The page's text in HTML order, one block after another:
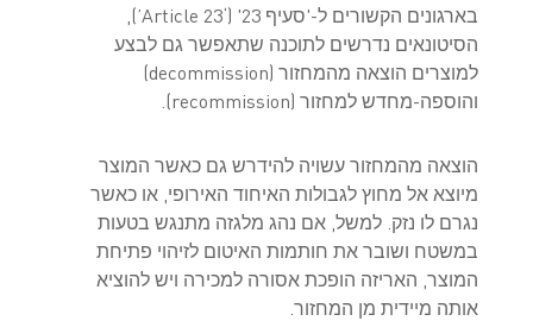
בארגונים הקשורים ל-'סעיף 23' (‘Article 23’),
הסיטונאים נדרשים לתוכנה שתאפשר גם לבצע
למוצרים הוצאה מהמחזור (decommission)
והוספה-מחדש למחזור (recommission).
הוצאה מהמחזור עשויה להידרש גם כאשר המוצר
מיוצא אל מחוץ לגבולות האיחוד האירופי, או כאשר
נגרם לו נזק. למשל, אם נהג מלגזה מתנגש בטעות
במשטח ושובר את חותמות האיטום לזיהוי פתיחת
המוצר, האריזה הופכת אסורה למכירה ויש להוציא
אותה מיידית מן המחזור.